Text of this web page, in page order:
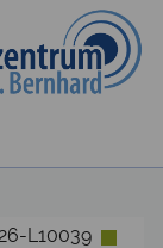
L10039